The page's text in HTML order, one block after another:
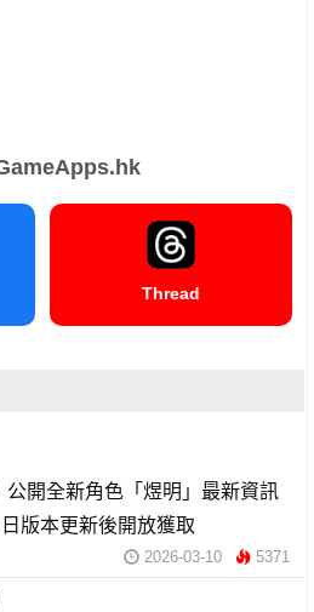
Thread
公開全新角色「煜明」最新資訊
版本更新後開放獲取
2026-03-10 5371